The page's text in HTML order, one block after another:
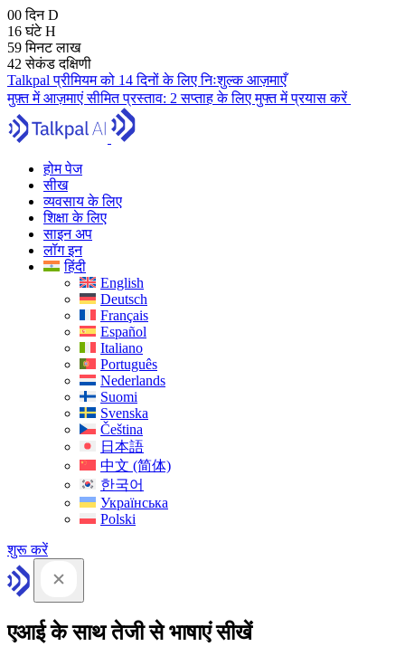
00 दिनD
16 घंटेH
59 मिनटलाख
41 सेकंडदक्षिणी
Talkpal प्रीमियम को 14 दिनों के लिए निःशुल्क आज़माएँ
मुफ़्त में आज़माएंसीमित प्रस्ताव: 2 सप्ताह के लिए मुफ्त में प्रयास करें
होम पेज
सीख
व्यवसाय के लिए
शिक्षा के लिए
साइन अप
लॉग इन
हिंदी
English
Deutsch
Français
Español
Italiano
Português
Nederlands
Suomi
Svenska
Čeština
日本語
中文 (简体)
한국어
Українська
Polski
शुरू करें
एआई के साथ तेजी से भाषाएं सीखें